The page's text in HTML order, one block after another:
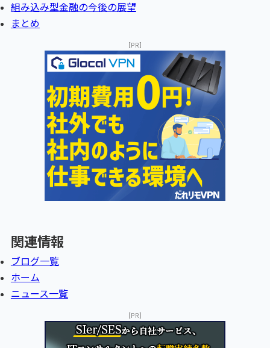
組み込み型金融の今後の展望
まとめ
[PR]
関連情報
ブログ一覧
ホーム
ニュース一覧
[PR]